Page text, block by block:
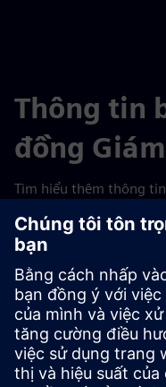
Thông tin
đồng
Tìm hiểu thêm thông
Bảng dưới đây cung
của các Ủy ban
Giám sát.Nhấp vào
về hoạt động của các
Hereyou will find